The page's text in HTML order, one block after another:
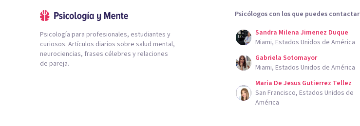
Psicología para profesionales, estudiantes y
curiosos. Artículos diarios sobre salud mental,
neurociencias, frases célebres y relaciones
de pareja.
Psicólogos con los que puedes contactar
Sandra Milena Jimenez Duque
Miami, Estados Unidos de América
Gabriela Sotomayor
Miami, Estados Unidos de América
Maria De Jesus Gutierrez Tellez
San Francisco, Estados Unidos de
América